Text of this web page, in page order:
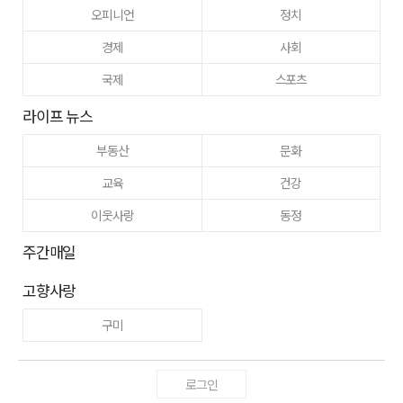
오피니언
정치
경제
사회
국제
스포츠
라이프 뉴스
부동산
문화
교육
건강
이웃사랑
동정
주간매일
고향사랑
구미
로그인